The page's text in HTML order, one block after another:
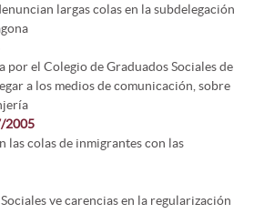
largas colas en la subdelegación
por el Colegio de Graduados Sociales de
a los medios de comunicación, sobre
2005
las colas de inmigrantes con las
ve carencias en la regularización